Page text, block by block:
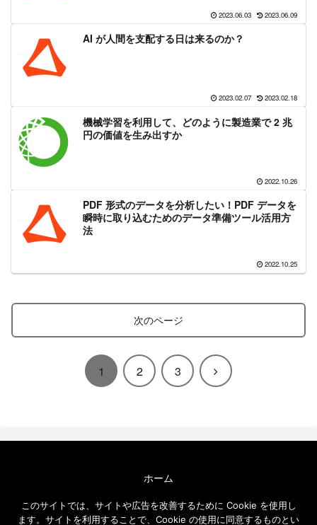
2023.06.03 2023.06.09
AI が人間を支配する日は来るのか？
2023.02.07 2023.02.18
機械学習を利用して、どのように製造業で 2 兆
円の価値を生み出すか
2022.10.26
PDF 形式のデータを分析したい！PDF データを
瞬時に取り込むためのデータ準備ツール活用方
法
2022.10.25
次のページ
1 2 3
次
ホーム
免責事項
このサイトでは、サイトや広告を改善するために Cookie を使用し
ます。サイトを利用することで、Cookie の使用に同意するものとい